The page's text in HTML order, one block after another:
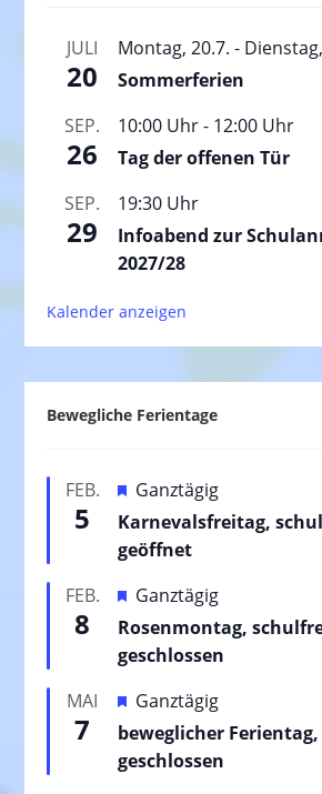
JULI
20
Montag, 20.7. -
Sommerferien
SEP.
26
10:00 Uhr- 12:00 Uhr
Tag der offenen Tür
SEP.
29
19:30 Uhr
Infoabend zur
2027/28
Kalender anzeigen
Bewegliche Ferientage
FEB.
5
H
e
r
o
r
g
h
o
b
Ganztägig
Karnevalsfreitag,
geöffnet
FEB.
8
H
e
r
o
r
g
Ganztägig
Rosenmontag,
geschlossen
MAI
7
H
e
r
Ganztägig
beweglicher Ferientag,
geschlossen